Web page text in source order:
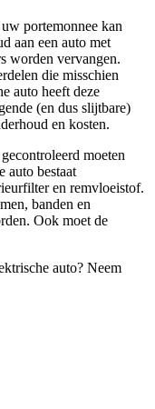
portemonnee kan
aan een auto met
worden vervangen.
die misschien
auto heeft deze
(en dus slijtbare)
en kosten.
moeten
auto bestaat
en remvloeistof.
banden en
Ook moet de
auto? Neem